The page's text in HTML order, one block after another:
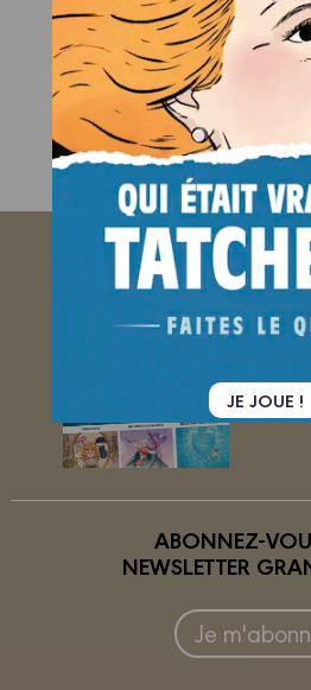
Date
07/01/2015
AU
Je
ABONNEZ-
NEWSLETTER
Je
JE JOUE !